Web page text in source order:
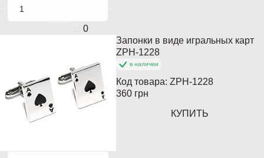
0
Запонки в виде игральных карт
ZPH-1228
в наличии
Код товара: ZPH-1228
360 грн
КУПИТЬ